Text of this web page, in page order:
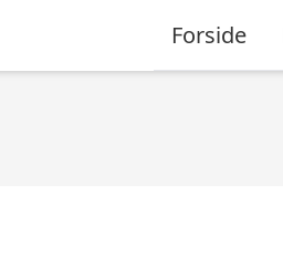
Forside